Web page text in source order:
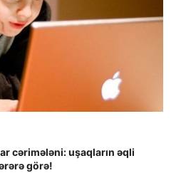
cərimələni: uşaqların əqli
görə!